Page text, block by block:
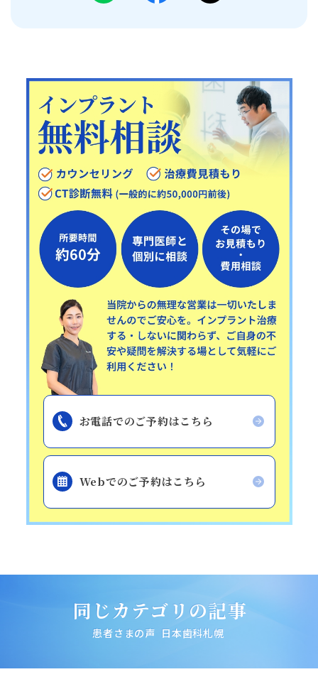
タップで電話できます
14:30〜18:00
011-833-5500
日本歯科札幌
日本歯科豊平
お電話でのご予約はこちら
Webでのご予約はこちら
同じカテゴリの記事
患者さまの声 日本歯科札幌